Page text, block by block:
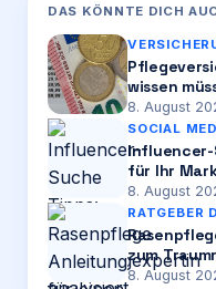
DAS KÖNNTE DICH
wissen
8. August
SOCIAL
für Ihr
8. August
RATGEBER
zum
8. August